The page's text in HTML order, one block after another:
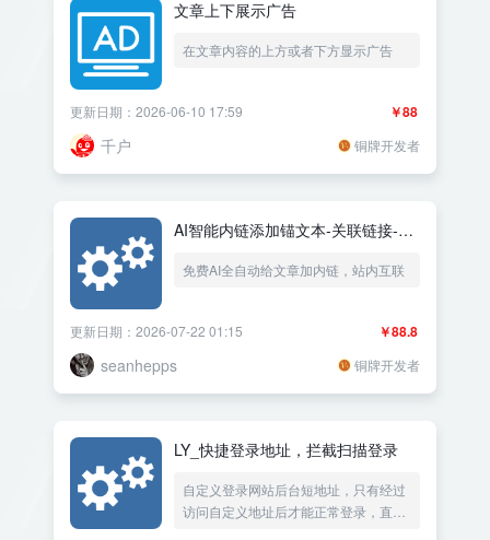
文章上下展示广告
在文章内容的上方或者下方显示广告
￥88
更新日期：2026-06-10 17:59
千户 铜牌开发者
AI智能内链添加锚文本-关联链接-文
化-排名优化
免费AI全自动给文章加内链，站内互联
￥88.8
更新日期：2026-07-22 01:15
seanhepps 铜牌开发者
LY_快捷登录地址，拦截扫描登录
自定义登录网站后台短地址，只有经过
访问自定义地址后才能正常登录，直接